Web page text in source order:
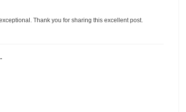
Thank you for sharing this excellent post.